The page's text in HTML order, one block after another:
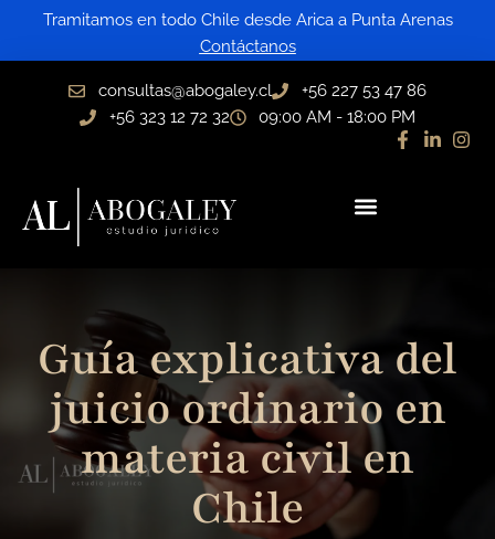
contenido
Tramitamos en todo Chile desde Arica a Punta Arenas
Contáctanos
consultas@abogaley.cl
+56 227 53 47 86
+56 323 12 72 32
09:00 AM - 18:00 PM
Guía explicativa del
juicio ordinario en
materia civil en
Chile